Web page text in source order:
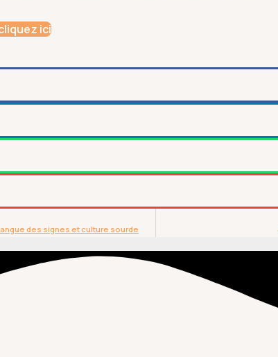
ici
des signes et culture sourde